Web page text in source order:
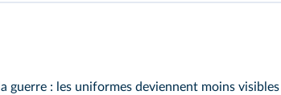
guerre : les uniformes deviennent moins visibles